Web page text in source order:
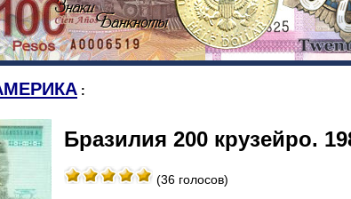
:
Бразилия 200 крузейро.
(36 голосов)